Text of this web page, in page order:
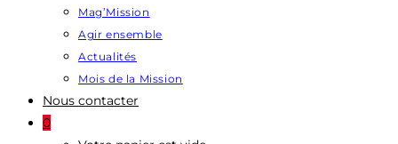
Mag’Mission
Agir ensemble
Actualités
Mois de la Mission
Nous contacter
0